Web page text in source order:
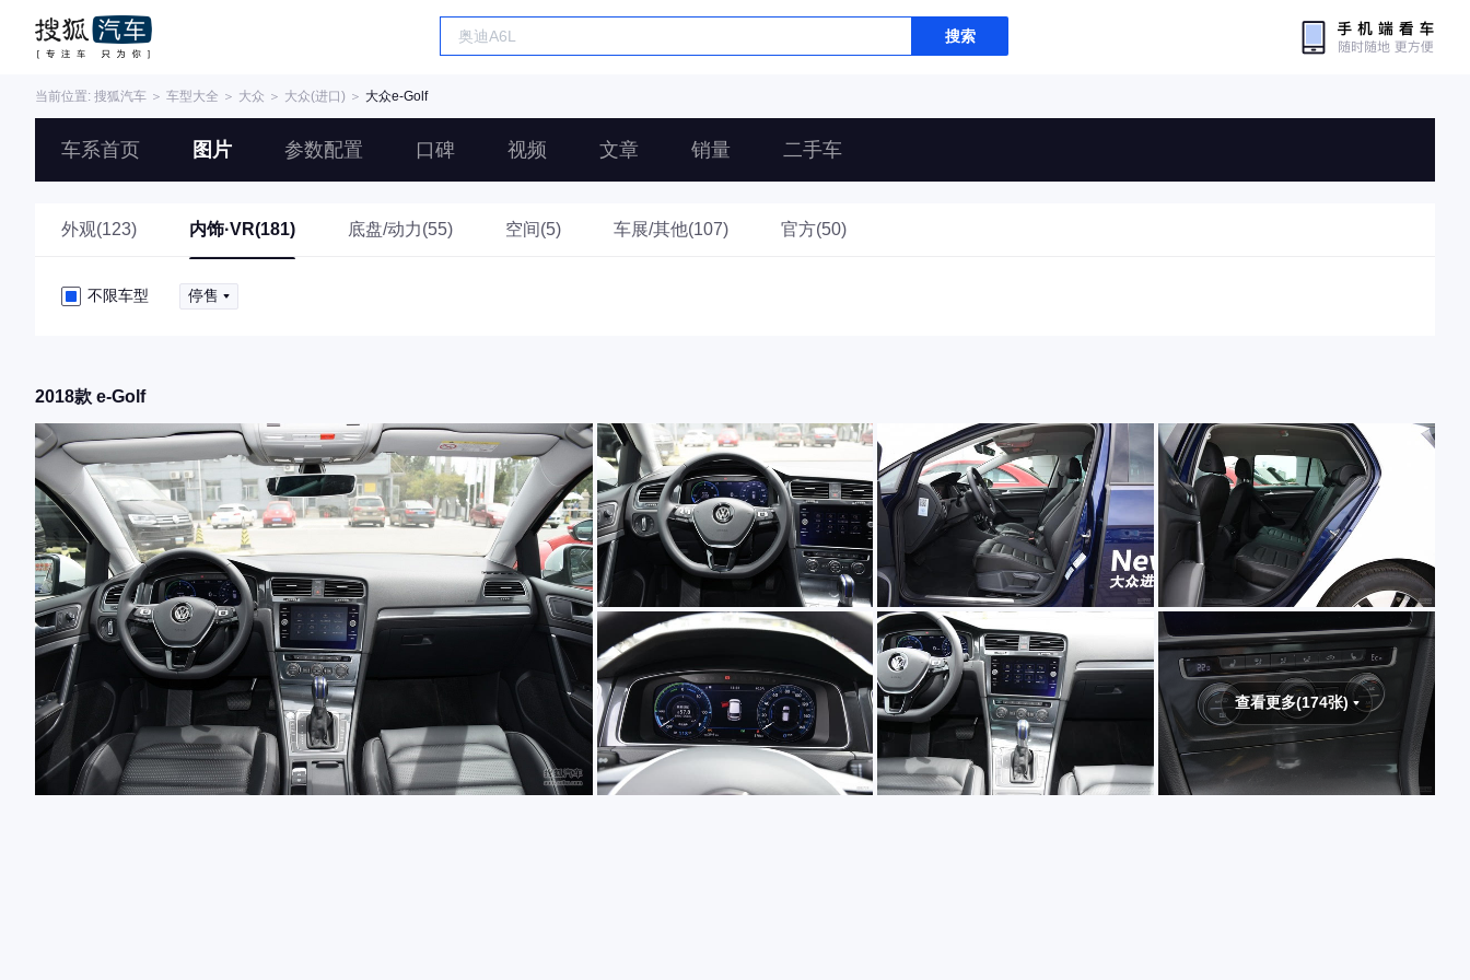
搜索
当前位置: 搜狐汽车 ＞ 车型大全 ＞ 大众 ＞ 大众(进口) ＞ 大众e-Golf
车系首页 图片 参数配置 口碑 视频 文章 销量 二手车
外观(123) 内饰·VR(181) 底盘/动力(55) 空间(5) 车展/其他(107) 官方(50)
不限车型 停售
2018款 e-Golf
查看更多(174张)